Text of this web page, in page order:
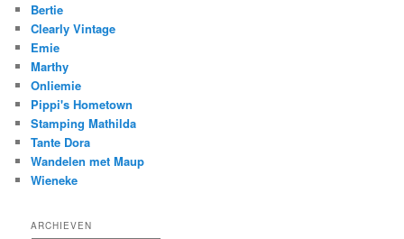
Bertie
Clearly Vintage
Emie
Marthy
Onliemie
Pippi's Hometown
Stamping Mathilda
Tante Dora
Wandelen met Maup
Wieneke
ARCHIEVEN